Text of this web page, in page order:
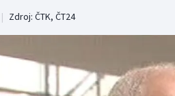
Boby a skeleton
Box
| Zdroj: ČTK, ČT24